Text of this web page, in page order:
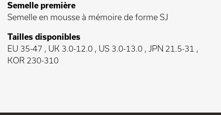
Semelle première
Semelle en mousse à mémoire de forme SJ
Tailles disponibles
EU 35-47 , UK 3.0-12.0 , US 3.0-13.0 , JPN 21.5-31 ,
KOR 230-310